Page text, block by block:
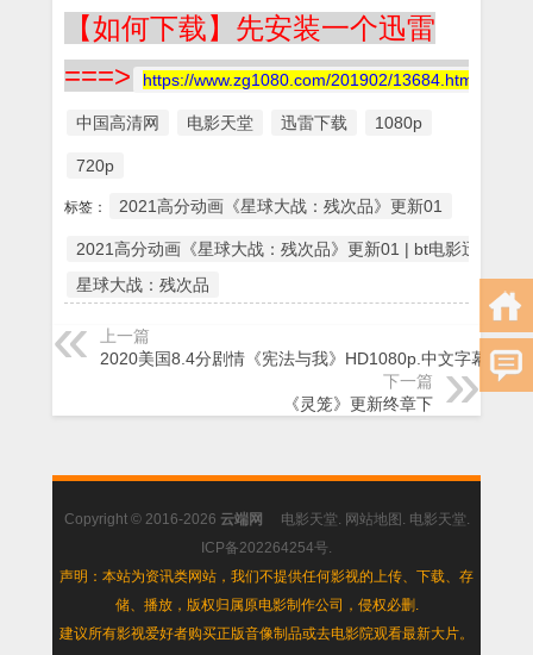
【如何下载】先安装一个迅雷
===>
https://www.zg1080.com/201902/13684.html
中国高清网 电影天堂 迅雷下载 1080p
720p
标签： 2021高分动画《星球大战：残次品》更新01
2021高分动画《星球大战：残次品》更新01 | bt电影迅雷下载
星球大战：残次品
上一篇
2020美国8.4分剧情《宪法与我》HD1080p.中文字幕
下一篇
《灵笼》更新终章下
Copyright © 2016-2026 云端网 电影天堂 网站地图 电影天堂
ICP备202264254号
声明：本站为资讯类网站，我们不提供任何影视的上传、下载、存
储、播放，版权归属原电影制作公司，侵权必删.
建议所有影视爱好者购买正版音像制品或去电影院观看最新大片。